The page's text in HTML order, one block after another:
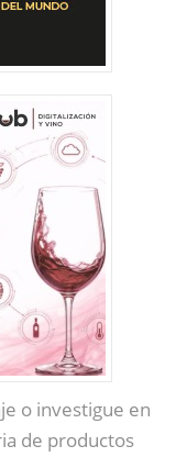
o investigue en
de productos